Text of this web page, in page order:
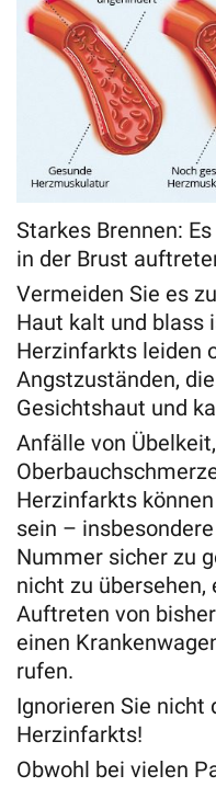
Starkes Brennen:
in der Brust
Vermeiden Sie es
Haut kalt und blass
Herzinfarkts leiden
Angstzuständen,
Gesichtshaut und
Anfälle von
Herzinfarkts
sein –
Nummer sicher zu
nicht zu
Auftreten von
einen
rufen.
Ignorieren Sie nicht
Herzinfarkts!
Obwohl bei vielen